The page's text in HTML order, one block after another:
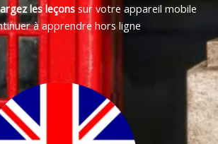
les leçonssur votre appareil mobile
à apprendre hors ligne